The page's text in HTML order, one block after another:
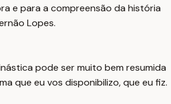
e para a compreensão da história
Lopes.
pode ser muito bem resumida
que eu vos disponibilizo, que eu fiz.